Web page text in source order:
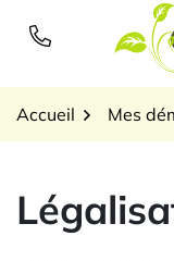
Accueil Mes